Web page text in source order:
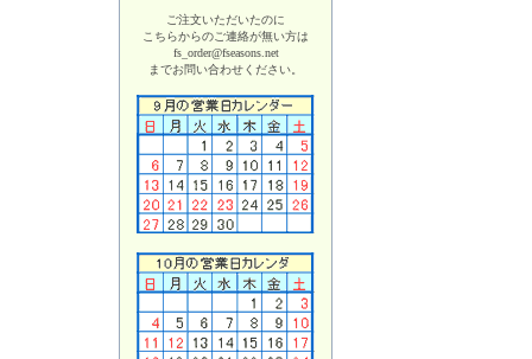
ご注文いただいたのに
こちらからのご連絡が無い方は
fs_order@fseasons.net
までお問い合わせください。